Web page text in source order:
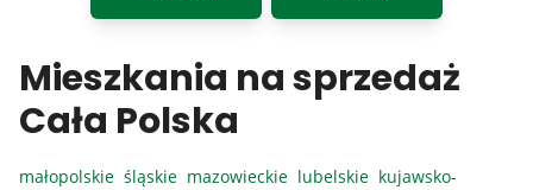
Mieszkania na sprzedaż
Cała Polska
małopolskie śląskie mazowieckie lubelskie kujawsko-